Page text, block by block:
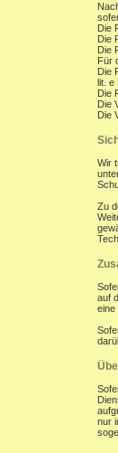
Die
Die
Die
Für
Die
lit. e
Die
Die
Die
Wir
Zu
auf
eine
nur